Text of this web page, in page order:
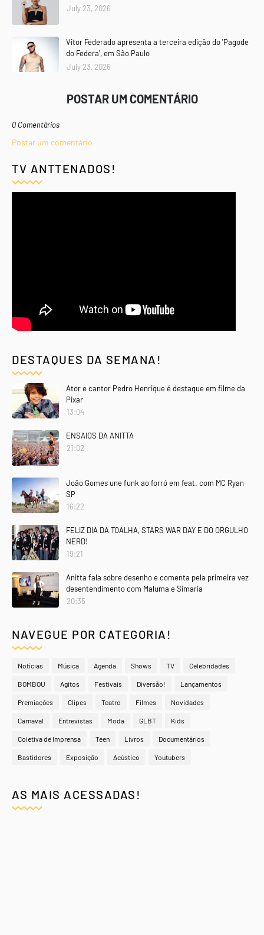
July 23, 2026
Vitor Federado apresenta a terceira edição do 'Pagode
do Federa', em São Paulo
July 23, 2026
POSTAR UM COMENTÁRIO
0 Comentários
Postar um comentário
TV ANTTENADOS!
DESTAQUES DA SEMANA!
Ator e cantor Pedro Henrique é destaque em filme da
Pixar
13:04
ENSAIOS DA ANITTA
21:02
João Gomes une funk ao forró em feat. com MC Ryan
SP
16:22
FELIZ DIA DA TOALHA, STARS WAR DAY E DO ORGULHO
NERD!
19:21
Anitta fala sobre desenho e comenta pela primeira vez
desentendimento com Maluma e Simaria
20:35
NAVEGUE POR CATEGORIA!
Notícias Música Agenda Shows TV Celebridades
BOMBOU Agitos Festivais Diversão! Lançamentos
Premiações Clipes Teatro Filmes Novidades
Carnaval Entrevistas Moda GLBT Kids
Coletiva de Imprensa Teen Livros Documentários
Bastidores Exposição Acústico Youtubers
AS MAIS ACESSADAS!